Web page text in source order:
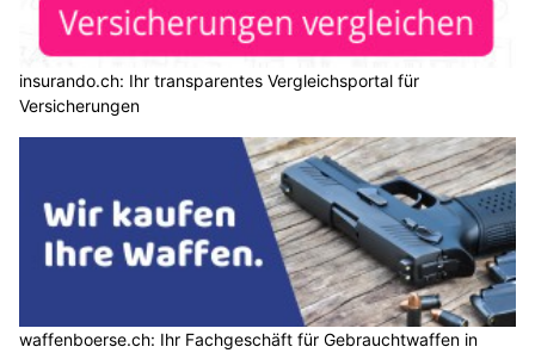
insurando.ch: Ihr transparentes Vergleichsportal für
Versicherungen
waffenboerse.ch: Ihr Fachgeschäft für Gebrauchtwaffen in